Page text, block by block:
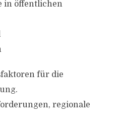
in öffentlichen
für die
regionale